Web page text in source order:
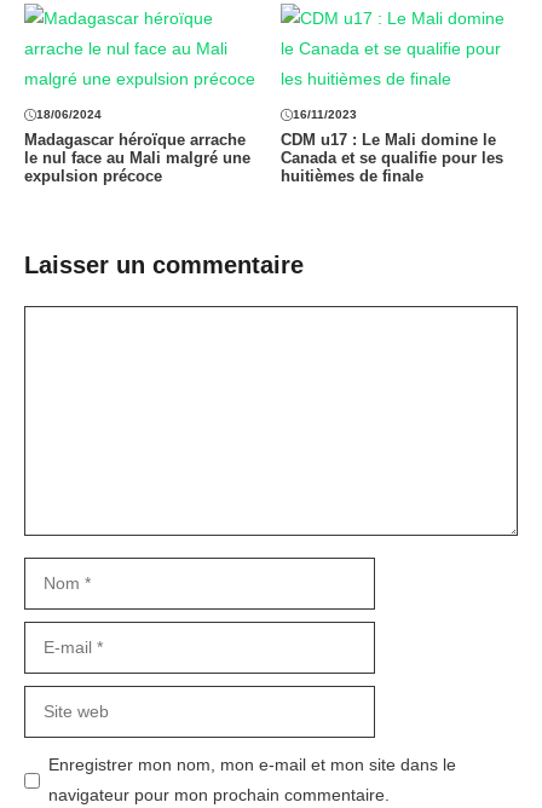
18/06/2024
Madagascar héroïque arrache
le nul face au Mali malgré une
expulsion précoce
16/11/2023
CDM u17 : Le Mali domine le
Canada et se qualifie pour les
huitièmes de finale
Laisser un commentaire
Enregistrer mon nom, mon e-mail et mon site dans le
navigateur pour mon prochain commentaire.